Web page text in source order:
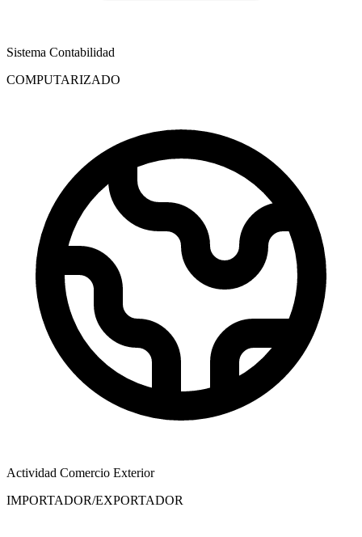
Sistema Contabilidad
COMPUTARIZADO
Actividad Comercio Exterior
IMPORTADOR/EXPORTADOR